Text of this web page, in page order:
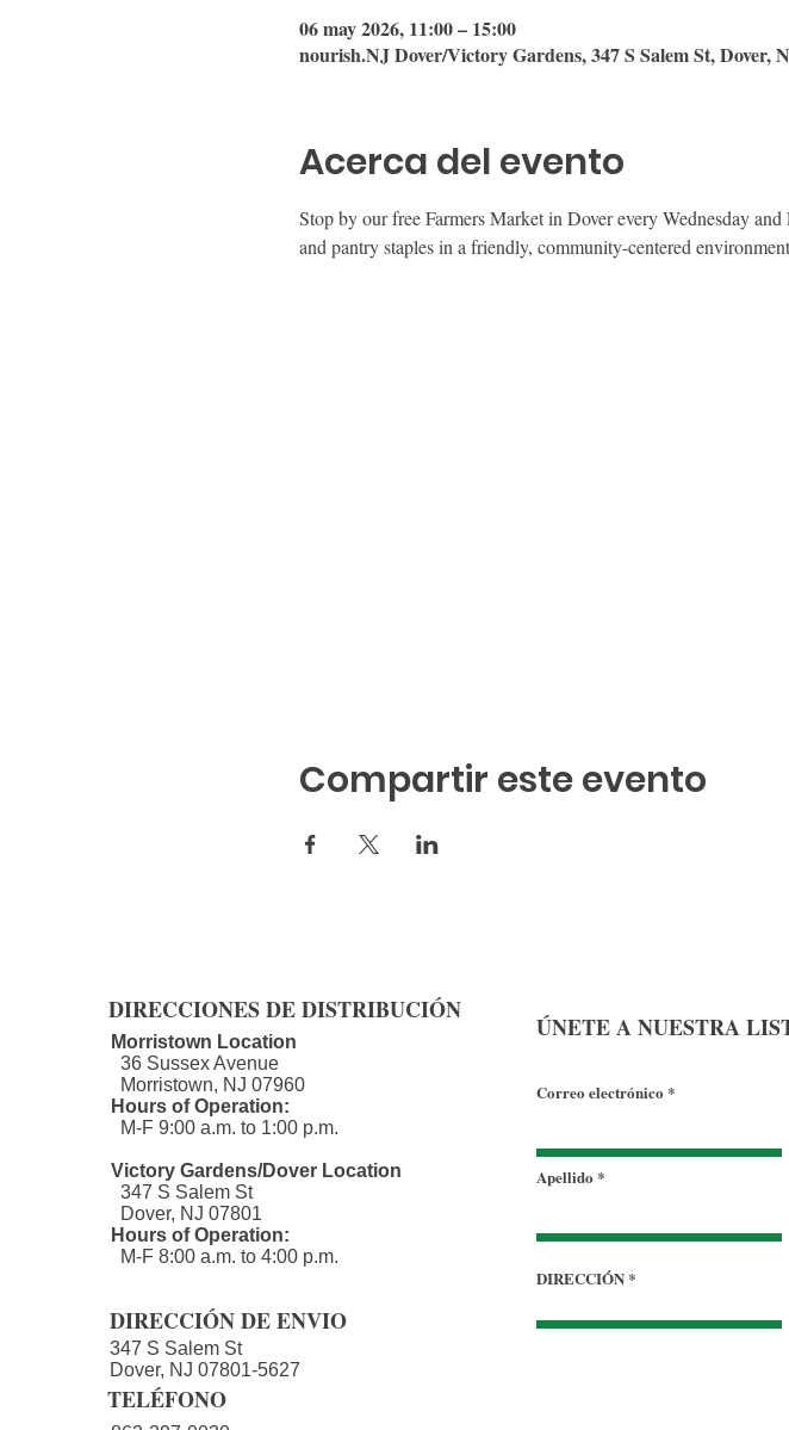
06 may 2026, 11:00 – 15:00
nourish.NJ Dover/Victory Gardens, 347 S Salem St, Dover,
Acerca del evento
Stop by our free Farmers Market in Dover every Wednesday
and pantry staples in a friendly, community-centered
Compartir este evento
DIRECCIONES DE DISTRIBUCIÓN
Morristown Location
36 Sussex Avenue
Morristown, NJ 07960​
Hours of Operation:
M-F 9:00 a.m. to 1:00 p.m.
Victory Gardens/Dover Location
347 S Salem St
Dover, NJ 07801
Hours of Operation:
M-F 8:00 a.m. to 4:00 p.m.​
DIRECCIÓN DE ENVIO
347 S Salem St
Dover, NJ 07801-5627
TELÉFONO
ÚNETE A NUESTRA
Correo electrónico
Apellido
DIRECCIÓN